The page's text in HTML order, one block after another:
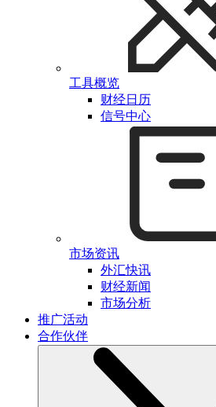
工具概览
财经日历
信号中心
市场资讯
外汇快讯
财经新闻
市场分析
推广活动
合作伙伴